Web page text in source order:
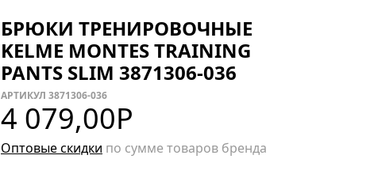
БРЮКИ ТРЕНИРОВОЧНЫЕ
KELME MONTES TRAINING
PANTS SLIM 3871306-036
АРТИКУЛ 3871306-036
4 079,00Р
Оптовые скидки по сумме товаров бренда